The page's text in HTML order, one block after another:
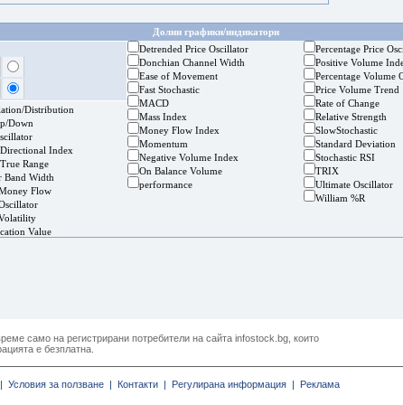
Долни графики/индикатори
Distribution
Down
Index
Range
Band Width
Flow
Value
Detrended Price Oscillator
Donchian Channel Width
Ease of Movement
Fast Stochastic
MACD
Mass Index
Money Flow Index
Momentum
Negative Volume Index
On Balance Volume
performance
Percentage Price
Positive Volume
Percentage Volume
Price Volume Trend
Rate of Change
Relative Strength
SlowStochastic
Standard Deviation
Stochastic RSI
TRIX
Ultimate Oscillator
William %R
само на регистрирани потребители на сайта infostock.bg, които
е безплатна.
Условия за ползване | Контакти | Регулирана информация | Реклама